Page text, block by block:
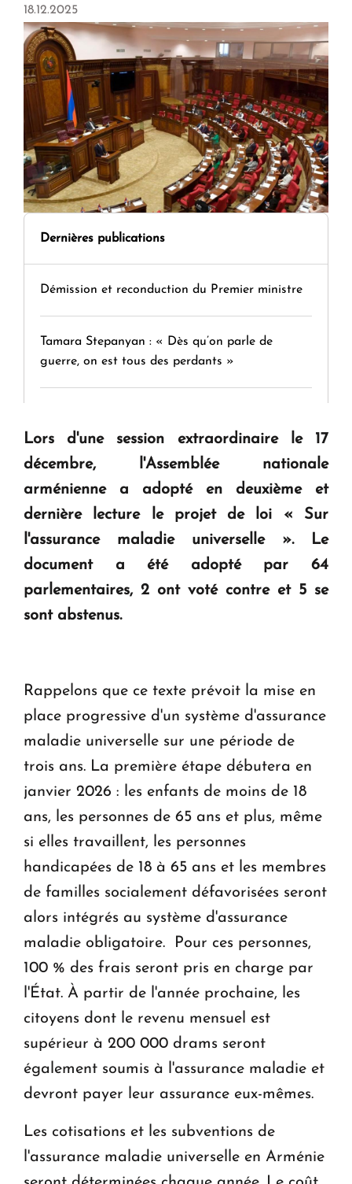
18.12.2025
Dernières publications
Démission et reconduction du Premier ministre
Tamara Stepanyan : « Dès qu’on parle de
guerre, on est tous des perdants »
question d'un référendum ne se pose pas. "
KASA : 30 ans d'audace, de résilience et d'avenir
en Arménie
Le premier hôtel Hyatt Regency d'Arménie
Lors d'une session extraordinaire le 17
décembre, l'Assemblée nationale
arménienne a adopté en deuxième et
dernière lecture le projet de loi « Sur
l'assurance maladie universelle ». Le
document a été adopté par 64
parlementaires, 2 ont voté contre et 5 se
sont abstenus.
Rappelons que ce texte prévoit la mise en
place progressive d'un système d'assurance
maladie universelle sur une période de
trois ans. La première étape débutera en
janvier 2026 : les enfants de moins de 18
ans, les personnes de 65 ans et plus, même
si elles travaillent, les personnes
handicapées de 18 à 65 ans et les membres
de familles socialement défavorisées seront
alors intégrés au système d'assurance
maladie obligatoire. Pour ces personnes,
100 % des frais seront pris en charge par
l'État. À partir de l'année prochaine, les
citoyens dont le revenu mensuel est
supérieur à 200 000 drams seront
également soumis à l'assurance maladie et
devront payer leur assurance eux-mêmes.
Les cotisations et les subventions de
l'assurance maladie universelle en Arménie